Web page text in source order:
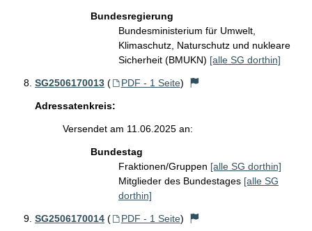
Bundesregierung
Bundesministerium für Umwelt,
Klimaschutz, Naturschutz und nukleare
Sicherheit (BMUKN) [alle SG dorthin]
SG2506170013 ( PDF - 1 Seite)
Adressatenkreis:
Versendet am 11.06.2025 an:
Bundestag
Fraktionen/Gruppen [alle SG dorthin]
Mitglieder des Bundestages [alle SG
dorthin]
SG2506170014 ( PDF - 1 Seite)